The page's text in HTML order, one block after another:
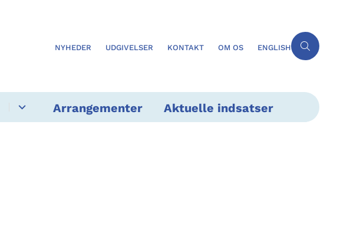
NYHEDER UDGIVELSER KONTAKT OM OS ENGLISH
Arrangementer Aktuelle indsatser